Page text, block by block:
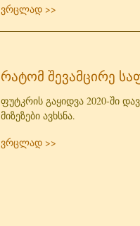
ვრცლად >>
რატომ შევამცირე
ფუტკრის გაყიდვა 2020-ში
მიზეზები ავხსნა.
ვრცლად >>